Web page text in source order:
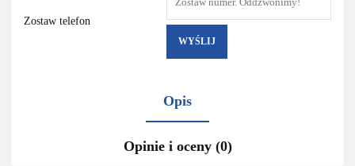
Zostaw telefon
WYŚLIJ
Opis
Opinie i oceny (0)